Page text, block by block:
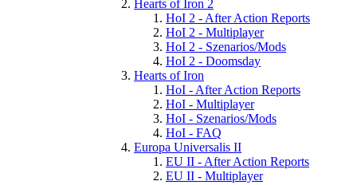
Hearts of Iron 2
HoI 2 - After Action Reports
HoI 2 - Multiplayer
HoI 2 - Szenarios/Mods
HoI 2 - Doomsday
Hearts of Iron
HoI - After Action Reports
HoI - Multiplayer
HoI - Szenarios/Mods
HoI - FAQ
Europa Universalis II
EU II - After Action Reports
EU II - Multiplayer